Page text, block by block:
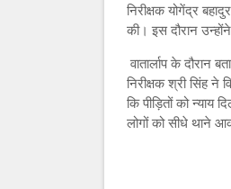
निरीक्षक योगेंद्र
की। इस दौरान
वातार्लाप के दौरान
निरीक्षक श्री सिंह
कि पीड़ितों को न्याय
लोगों को सीधे थाने